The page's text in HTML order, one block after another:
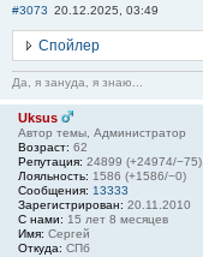
#3073 20.12.2025, 03:49
Спойлер
Да, я зануда, я знаю...
Uksus
Автор темы, Администратор
Возраст: 62
Репутация: 24899 (+24974/−75)
Лояльность: 1586 (+1586/−0)
Сообщения: 13333
Зарегистрирован: 20.11.2010
С нами: 15 лет 8 месяцев
Имя: Сергей
Откуда: СПб